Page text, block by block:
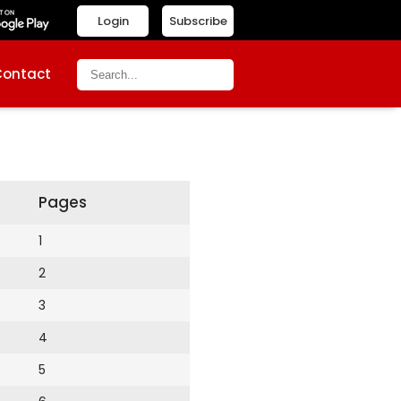
Subscribe
Login
Pages
1
2
3
4
5